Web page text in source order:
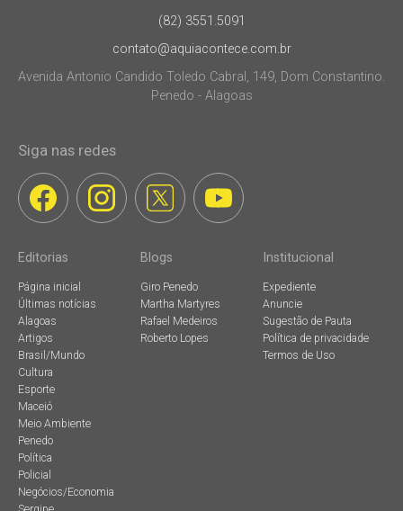
(82) 3551.5091
contato@aquiacontece.com.br
Avenida Antonio Candido Toledo Cabral, 149, Dom Constantino.
Penedo - Alagoas
Siga nas redes
Editorias
Página inicial
Últimas notícias
Alagoas
Artigos
Brasil/Mundo
Cultura
Esporte
Maceió
Meio Ambiente
Penedo
Política
Policial
Negócios/Economia
Blogs
Giro Penedo
Martha Martyres
Rafael Medeiros
Roberto Lopes
Institucional
Expediente
Anuncie
Sugestão de Pauta
Política de privacidade
Termos de Uso